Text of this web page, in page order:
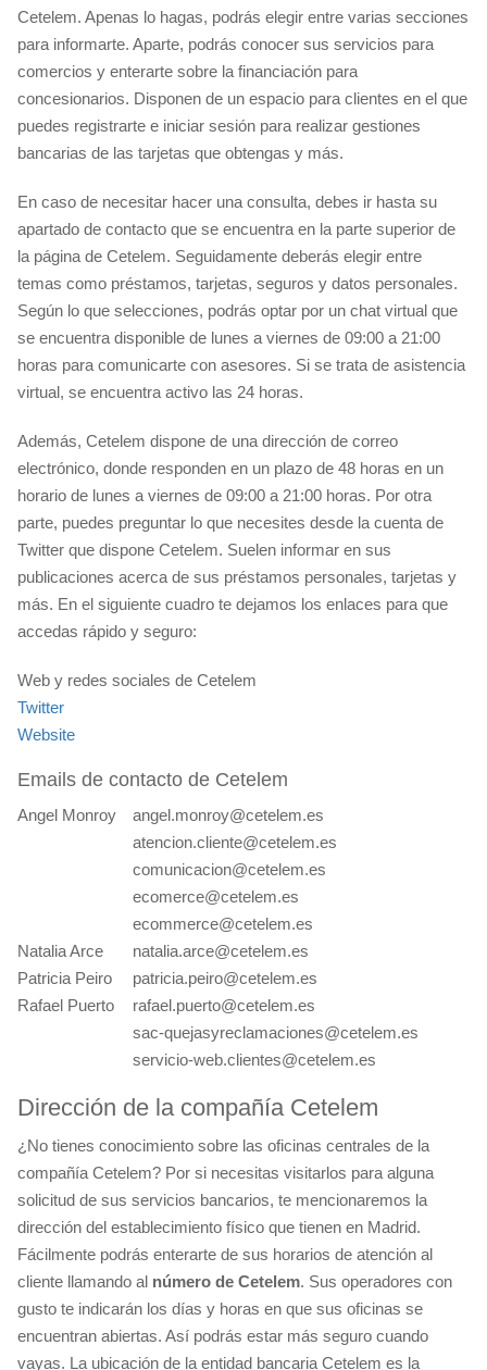
Cetelem. Apenas lo hagas, podrás elegir entre varias secciones
para informarte. Aparte, podrás conocer sus servicios para
comercios y enterarte sobre la financiación para
concesionarios. Disponen de un espacio para clientes en el que
puedes registrarte e iniciar sesión para realizar gestiones
bancarias de las tarjetas que obtengas y más.
En caso de necesitar hacer una consulta, debes ir hasta su
apartado de contacto que se encuentra en la parte superior de
la página de Cetelem. Seguidamente deberás elegir entre
temas como préstamos, tarjetas, seguros y datos personales.
Según lo que selecciones, podrás optar por un chat virtual que
se encuentra disponible de lunes a viernes de 09:00 a 21:00
horas para comunicarte con asesores. Si se trata de asistencia
virtual, se encuentra activo las 24 horas.
Además, Cetelem dispone de una dirección de correo
electrónico, donde responden en un plazo de 48 horas en un
horario de lunes a viernes de 09:00 a 21:00 horas. Por otra
parte, puedes preguntar lo que necesites desde la cuenta de
Twitter que dispone Cetelem. Suelen informar en sus
publicaciones acerca de sus préstamos personales, tarjetas y
más. En el siguiente cuadro te dejamos los enlaces para que
accedas rápido y seguro:
Web y redes sociales de Cetelem
Twitter
Website
Emails de contacto de Cetelem
Angel Monroy
angel.monroy@cetelem.es
atencion.cliente@cetelem.es
comunicacion@cetelem.es
ecomerce@cetelem.es
ecommerce@cetelem.es
Natalia Arce
natalia.arce@cetelem.es
Patricia Peiro
patricia.peiro@cetelem.es
Rafael Puerto
rafael.puerto@cetelem.es
sac-quejasyreclamaciones@cetelem.es
servicio-web.clientes@cetelem.es
Dirección de la compañía Cetelem
¿No tienes conocimiento sobre las oficinas centrales de la
compañía Cetelem? Por si necesitas visitarlos para alguna
solicitud de sus servicios bancarios, te mencionaremos la
dirección del establecimiento físico que tienen en Madrid.
Fácilmente podrás enterarte de sus horarios de atención al
cliente llamando al número de Cetelem. Sus operadores con
gusto te indicarán los días y horas en que sus oficinas se
encuentran abiertas. Así podrás estar más seguro cuando
vayas. La ubicación de la entidad bancaria Cetelem es la